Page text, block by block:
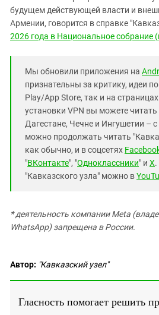
будущем действующей власти и
Армении, говорится в справке
2026 года в Национальное собрание
Мы обновили приложения на
признательны за критику, идеи
Play/App Store, так и на
установки VPN вы можете читать
Дагестане, Чечне и Ингушетии –
можно продолжать читать
как обычно, и в соцсетях
"ВКонтакте", "Одноклассники" и X
"Кавказского узла" можно в
* деятельность компании Meta
WhatsApp) запрещена в России.
Автор: "Кавказский узел"
Гласность помогает решить